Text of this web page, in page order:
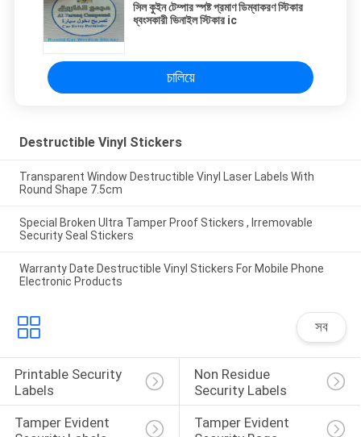
সিল কুইন টেম্পার স্পষ্ট প্রমাণ ডিম্বাকরণ স্টিকার
ধ্বংসকারী ভিনাইল স্টিকার ic
চালিয়ে
Destructible Vinyl Stickers
Transparent Window Destructible Vinyl Laser Labels With
Round Shape 7.5cm
Special Broken Ultra Tamper Proof Stickers , Irremovable
Security Seal Stickers
Warranty Date Destructible Vinyl Stickers For Mobile Phone
Electronic Products
সব
Printable Security
Labels
Non Residue
Security Labels
Tamper Evident
Tamper Evident